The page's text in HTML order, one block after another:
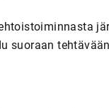
suoraan